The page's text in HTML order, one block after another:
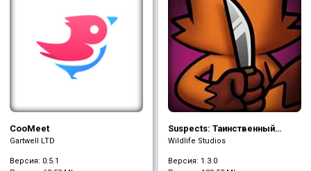
CooMeet
Gartwell LTD
Версия: 0.5.1
Suspects: Таинственный
особняк
Wildlife Studios
Версия: 1.3.0